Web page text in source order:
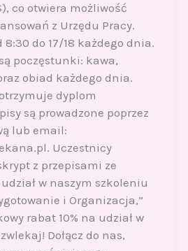
co otwiera możliwość
z Urzędu Pracy.
do 17/18 każdego dnia.
poczęstunki: kawa,
obiad każdego dnia.
dyplom
są prowadzone poprzez
lub email:
Uczestnicy
z przepisami ze
w naszym szkoleniu
i Organizacja,”
rabat 10% na udział w
Dołącz do nas,